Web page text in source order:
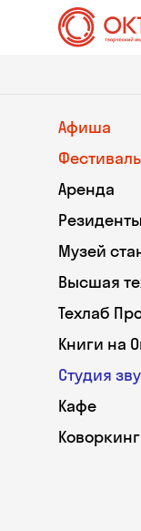
Афиша
Аренда
Резиденты
Музей
Высшая
Техлаб
Книги на
Студия
Кафе
Коворкинг